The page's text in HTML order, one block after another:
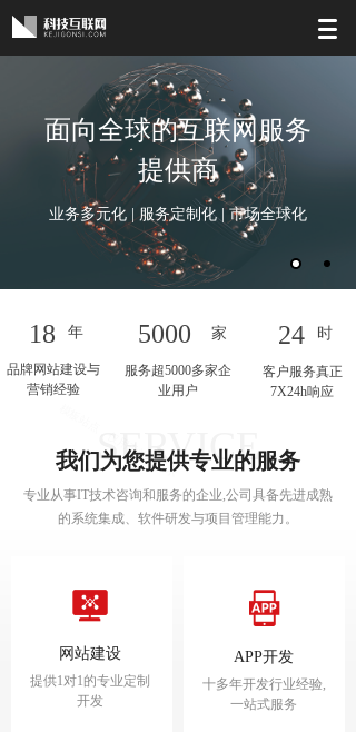
面向全球的互联网服务
提供商
业务多元化 | 服务定制化 | 市场全球化
时
24
客户服务真正
7X24h响应
5000 家
服务超5000多家企
业用户
年
18
品牌网站建设与
营销经验
SERVICE
专业从事IT技术咨询和服务的企业,公司具备先进成熟
的系统集成、软件研发与项目管理能力。
提供1对1的专业定制
开发
网站建设
十多年开发行业经验,
一站式服务
APP开发
我们为您提供专业的服务